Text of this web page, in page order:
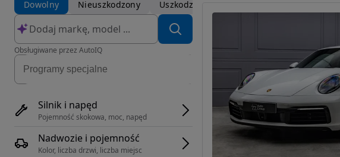
Dowolny
Nieuszkodzony Uszkodzony
Obsługiwane przez AutoIQ
Silnik i napęd
Pojemność skokowa, moc, napęd
Nadwozie i pojemność
Kolor, liczba drzwi, liczba miejsc